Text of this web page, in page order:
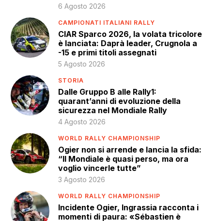
6 Agosto 2026
CAMPIONATI ITALIANI RALLY
CIAR Sparco 2026, la volata tricolore
è lanciata: Daprà leader, Crugnola a
-15 e primi titoli assegnati
5 Agosto 2026
STORIA
Dalle Gruppo B alle Rally1:
quarant’anni di evoluzione della
sicurezza nel Mondiale Rally
4 Agosto 2026
WORLD RALLY CHAMPIONSHIP
Ogier non si arrende e lancia la sfida:
“Il Mondiale è quasi perso, ma ora
voglio vincerle tutte”
3 Agosto 2026
WORLD RALLY CHAMPIONSHIP
Incidente Ogier, Ingrassia racconta i
momenti di paura: «Sébastien è